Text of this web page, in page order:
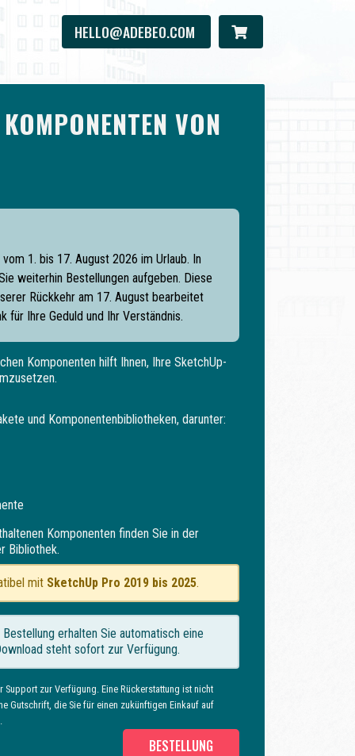
HELLO@ADEBEO.COM
VON
1. bis 17. August 2026 im Urlaub. In
weiterhin Bestellungen aufgeben. Diese
Rückkehr am 17. August bearbeitet
für Ihre Geduld und Ihr Verständnis.
Komponenten hilft Ihnen, Ihre SketchUp-
und Komponentenbibliotheken, darunter:
Komponenten finden Sie in der
Bibliothek.
mit SketchUp Pro 2019 bis 2025.
erhalten Sie automatisch eine
steht sofort zur Verfügung.
zur Verfügung. Eine Rückerstattung ist nicht
Gutschrift, die Sie für einen zukünftigen Einkauf auf
BESTELLUNG